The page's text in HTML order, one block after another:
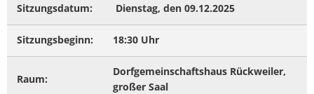
Sitzungsdatum: Dienstag, den 09.12.2025
Sitzungsbeginn: 18:30 Uhr
Raum:
Dorfgemeinschaftshaus Rückweiler,
großer Saal